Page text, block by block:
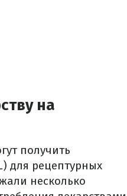
на
получить
для рецептурных
несколько